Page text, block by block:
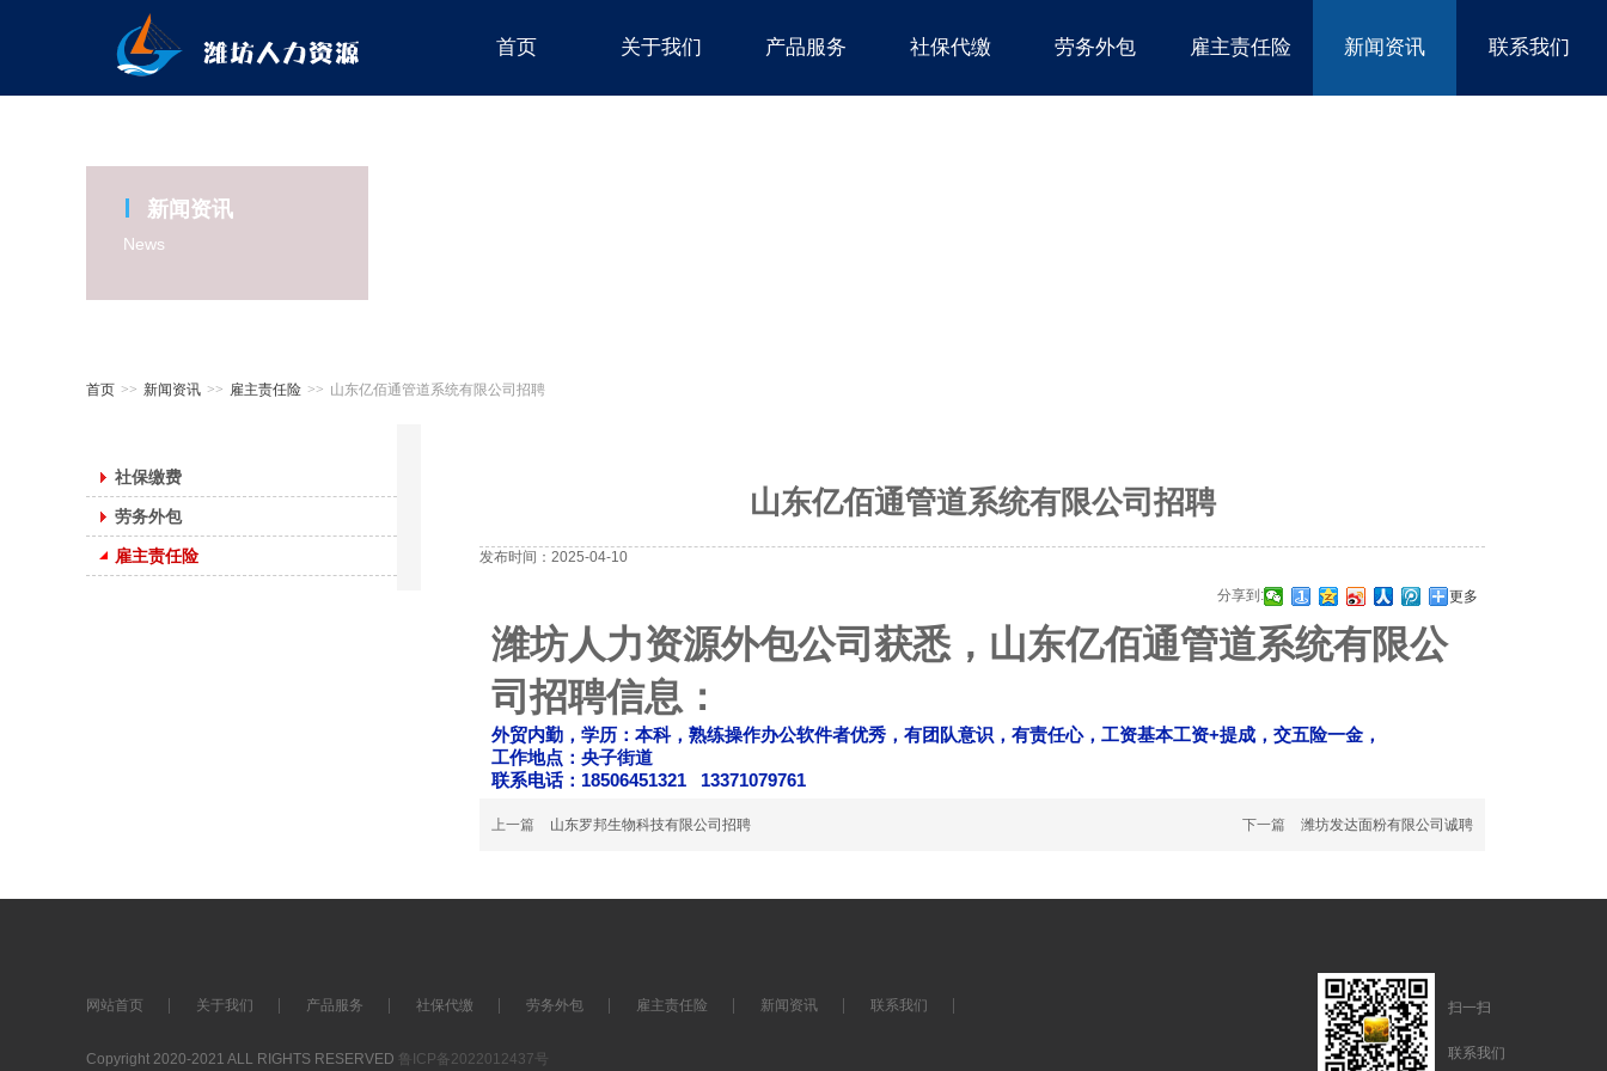
首页 关于我们 产品服务 社保代缴 劳务外包 雇主责任险 新闻资讯 联系我们
新闻资讯
News
首页 >> 新闻资讯 >> 雇主责任险 >> 山东亿佰通管道系统有限公司招聘
社保缴费
劳务外包
雇主责任险
山东亿佰通管道系统有限公司招聘
发布时间：2025-04-10
分享到: 更多
潍坊人力资源外包公司获悉，山东亿佰通管道系统有限公
司招聘信息：
外贸内勤，学历：本科，熟练操作办公软件者优秀，有团队意识，有责任心，工资基本工资+提成，交五险一金，
工作地点：央子街道
联系电话：18506451321 13371079761
上一篇 山东罗邦生物科技有限公司招聘 下一篇 潍坊发达面粉有限公司诚聘
网站首页 关于我们 产品服务 社保代缴 劳务外包 雇主责任险 新闻资讯 联系我们
Copyright 2020-2021 ALL RIGHTS RESERVED 鲁ICP备2022012437号
扫一扫
联系我们